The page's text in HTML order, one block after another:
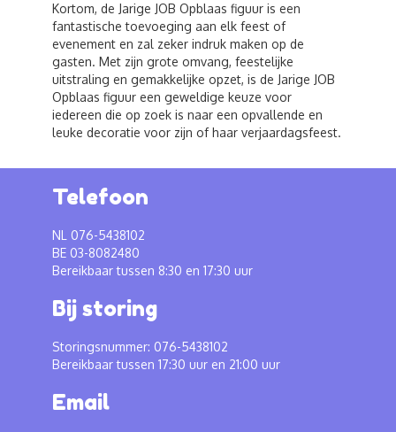
Kortom, de Jarige JOB Opblaas figuur is een
fantastische toevoeging aan elk feest of
evenement en zal zeker indruk maken op de
gasten. Met zijn grote omvang, feestelijke
uitstraling en gemakkelijke opzet, is de Jarige JOB
Opblaas figuur een geweldige keuze voor
iedereen die op zoek is naar een opvallende en
leuke decoratie voor zijn of haar verjaardagsfeest.
Telefoon
NL 076-5438102
BE 03-8082480
Bereikbaar tussen 8:30 en 17:30 uur
Bij storing
Storingsnummer: 076-5438102
Bereikbaar tussen 17:30 uur en 21:00 uur
Email